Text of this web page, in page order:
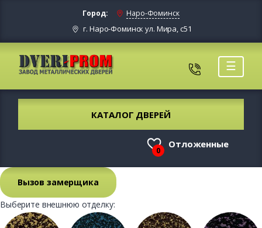
Город: Наро-Фоминск
г. Наро-Фоминск ул. Мира, с51
☰
КАТАЛОГ ДВЕРЕЙ
0
Отложенные
Вызов замерщика
Выберите внешнюю отделку: